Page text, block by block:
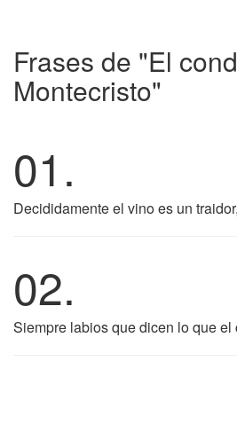
Frases de "El
Montecristo"
01.
Decididamente el vino es un
02.
Siempre labios que dicen lo que el